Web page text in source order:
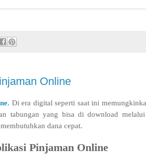
Online
Di era digital seperti saat ini
tabungan yang bisa di download
dana cepat.
Pinjaman Online